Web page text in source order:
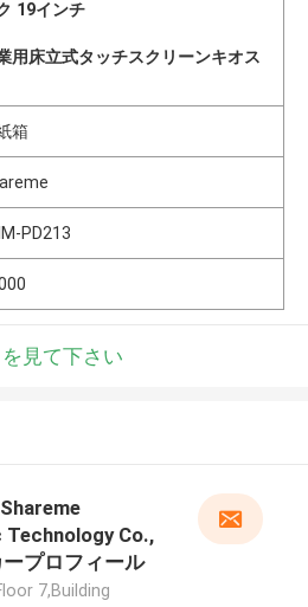
19インチ
用床立式タッチスクリーンキオス
箱
PD213
見て下さい
Co.,
プロフィール
7,Building